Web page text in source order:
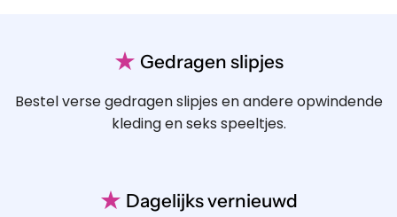
★ Gedragen slipjes
Bestel verse gedragen slipjes en andere opwindende
kleding en seks speeltjes.
★ Dagelijks vernieuwd